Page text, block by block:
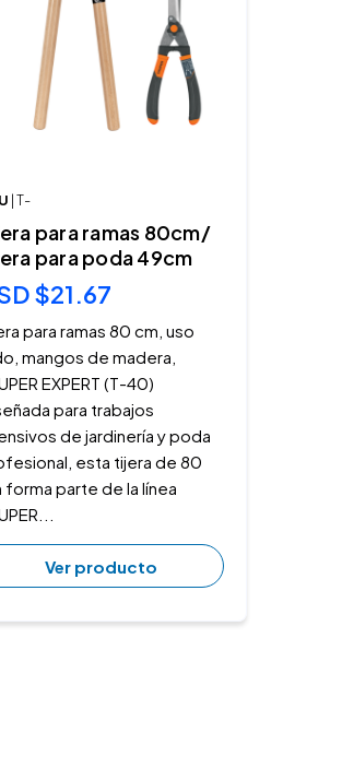
| T-
para ramas 80cm/
para poda 49cm
$21.67
para ramas 80 cm, uso
mangos de madera,
EXPERT (T-40)
para trabajos
de jardinería y poda
esta tijera de 80
forma parte de la línea
Ver producto